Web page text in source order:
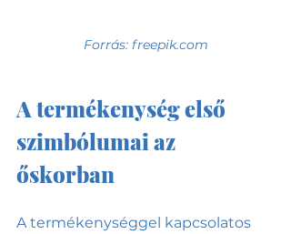
Forrás: freepik.com
A termékenység első
szimbólumai az
őskorban
A termékenységgel kapcsolatos